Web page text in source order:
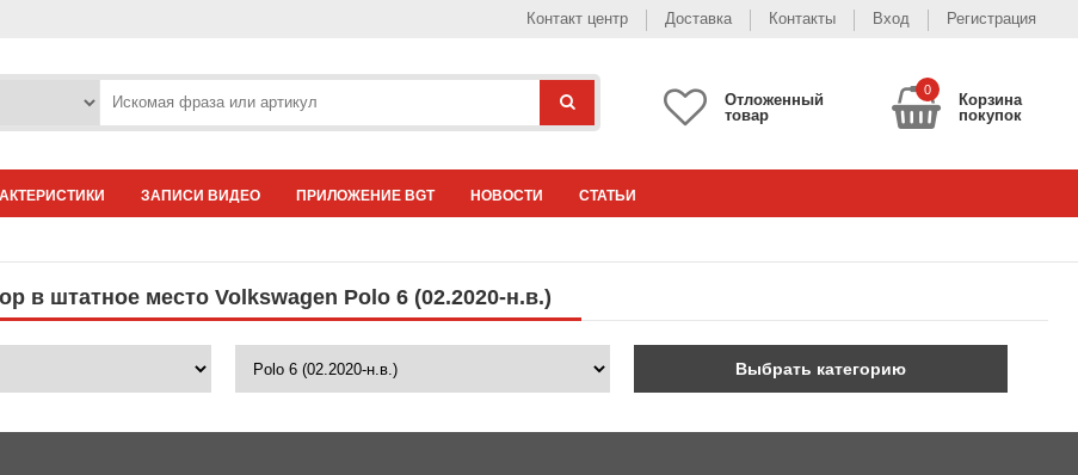
Контакт центр Доставка Контакты Вход Регистрация
Отложенный
товар
0
Корзина
покупок
ЗАПИСИ ВИДЕО ПРИЛОЖЕНИЕ BGT НОВОСТИ СТАТЬИ
в штатное место Volkswagen Polo 6 (02.2020-н.в.)
Выбрать категорию